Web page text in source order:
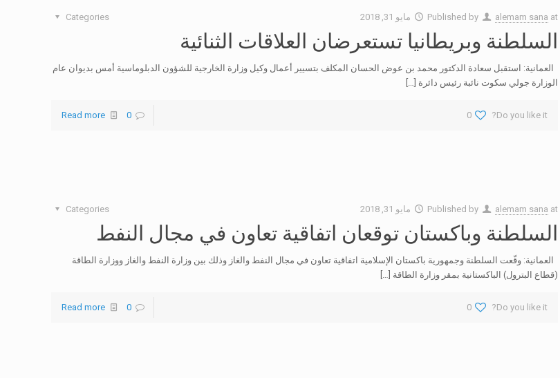
Published by alemam sana at مايو 31, 2018 Categories
السلطنة وبريطانيا تستعرضان العلاقات الثنائية
العمانية: استقبل سعادة الدكتور محمد بن عوض الحسان المكلف بتسيير أعمال وكيل وزارة الخارجية للشؤون الدبلوماسية أمس بديوان عام
الوزارة جولي سكوت نائبة رئيس دائرة […]
Do you like it?
0
0
Read more
Published by alemam sana at مايو 31, 2018 Categories
السلطنة وباكستان توقعان اتفاقية تعاون في مجال النفط
العمانية: وقّعت السلطنة وجمهورية باكستان الإسلامية اتفاقية تعاون في مجال النفط والغاز وذلك بين وزارة النفط والغاز ووزارة الطاقة
(قطاع البترول) الباكستانية بمقر وزارة الطاقة […]
Do you like it?
0
0
Read more